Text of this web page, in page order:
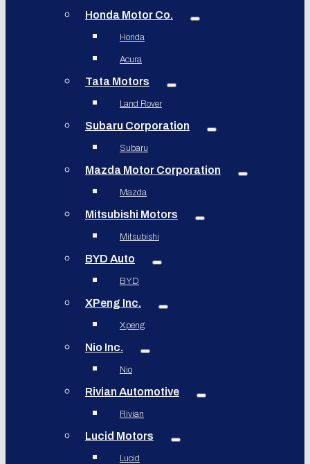
Honda Motor Co.
Honda
Acura
Tata Motors
Land Rover
Subaru Corporation
Subaru
Mazda Motor Corporation
Mazda
Mitsubishi Motors
Mitsubishi
BYD Auto
BYD
XPeng Inc.
Xpeng
Nio Inc.
Nio
Rivian Automotive
Rivian
Lucid Motors
Lucid